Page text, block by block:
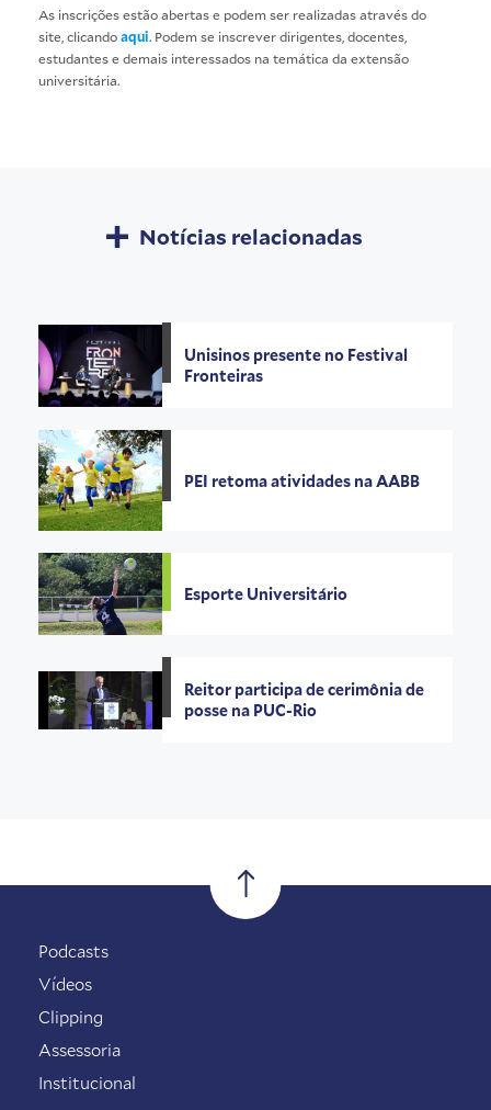
As inscrições estão abertas e podem ser realizadas através do
site, clicandoaqui. Podem se inscrever dirigentes, docentes,
estudantes e demais interessados na temática da extensão
universitária.
Notícias relacionadas
Unisinos presente no Festival
Fronteiras
PEI retoma atividades na AABB
Esporte Universitário
Reitor participa de cerimônia de
posse na PUC-Rio
Podcasts
Vídeos
Clipping
Assessoria
Institucional